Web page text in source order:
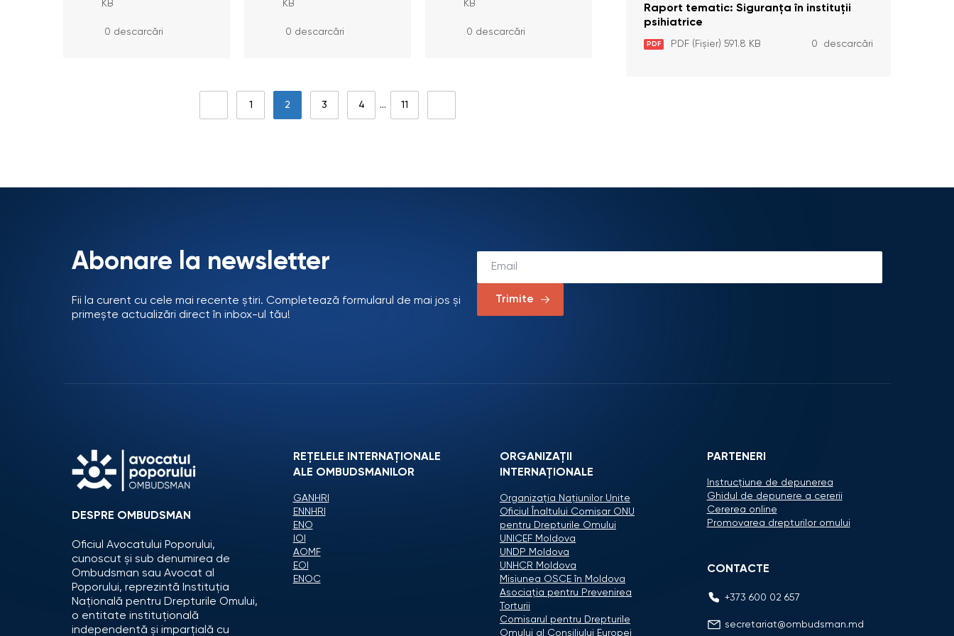
KB
0 descarcări
Consultant superior
superioară
KB
0 descarcări
KB
0 descarcări
1 2 3 4 … 11
Raport tematic: Siguranța în instituții
psihiatrice
PDF PDF (Fișier) 591.8 KB 0 descarcări
Abonare la newsletter
Fii la curent cu cele mai recente știri. Completează formularul de mai jos și
primește actualizări direct în inbox-ul tău!
Trimite
DESPRE OMBUDSMAN
Oficiul Avocatului Poporului,
cunoscut și sub denumirea de
Ombudsman sau Avocat al
Poporului, reprezintă Instituția
Națională pentru Drepturile Omului,
o entitate instituțională
independentă și imparțială cu
REȚELELE INTERNAȚIONALE
ALE OMBUDSMANILOR
GANHRI
ENNHRI
ENO
IOI
AOMF
EOI
ENOC
ORGANIZAŢII
INTERNAŢIONALE
Organizaţia Naţiunilor Unite
Oficiul Înaltului Comisar ONU
pentru Drepturile Omului
UNICEF Moldova
UNDP Moldova
UNHCR Moldova
Misiunea OSCE în Moldova
Asociaţia pentru Prevenirea
Torturii
Comisarul pentru Drepturile
Omului al Consiliului Europei
PARTENERI
Instrucțiune de depunerea
Ghidul de depunere a cererii
Cererea online
Promovarea drepturilor omului
CONTACTE
+373 600 02 657
secretariat@ombudsman.md